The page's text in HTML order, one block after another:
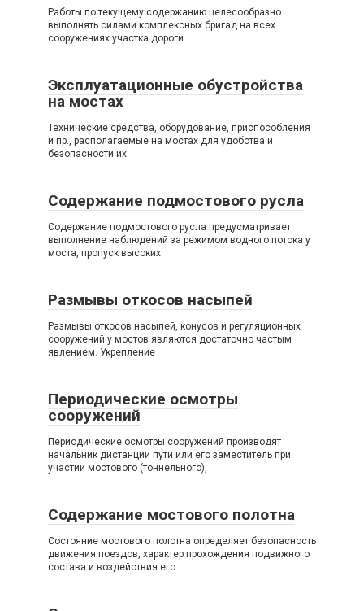
Работы по текущему содержанию целесообразно
выполнять силами комплексных бригад на всех
сооружениях участка дороги.
Эксплуатационные обустройства
на мостах
Технические средства, оборудование, приспособления
и пр., располагаемые на мостах для удобства и
безопасности их
Содержание подмостового русла
Содержание подмостового русла предусматривает
выполнение наблюдений за режимом водного потока у
моста, пропуск высоких
Размывы откосов насыпей
Размывы откосов насыпей, конусов и регуляционных
сооружений у мостов являются достаточно частым
явлением. Укрепление
Периодические осмотры
сооружений
Периодические осмотры сооружений производят
начальник дистанции пути или его заместитель при
участии мостового (тоннельного),
Содержание мостового полотна
Состояние мостового полотна определяет безопасность
движения поездов, характер прохождения подвижного
состава и воздействия его